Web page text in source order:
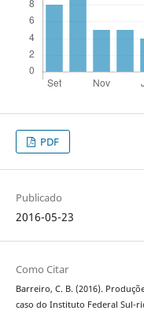
PDF
Publicado
2016-05-23
Como Citar
Barreiro, C. B. (2016).
caso do Instituto Federal Sul-